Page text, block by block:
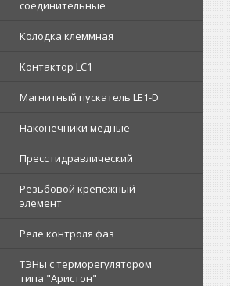
соединительные
Колодка клеммная
Контактор LC1
Магнитный пускатель LE1-D
Наконечники медные
Пресс гидравлический
Резьбовой крепежный
элемент
Реле контроля фаз
ТЭНы с терморегулятором
типа "Аристон"